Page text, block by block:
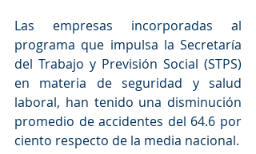
Las empresas incorporadas al
programa que impulsa la Secretaría
del Trabajo y Previsión Social (STPS)
en materia de seguridad y salud
laboral, han tenido una disminución
promedio de accidentes del 64.6 por